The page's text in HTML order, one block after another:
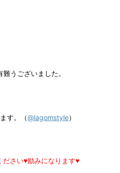
うございました。
す。（@lagomstyle）
ださい♥励みになります♥